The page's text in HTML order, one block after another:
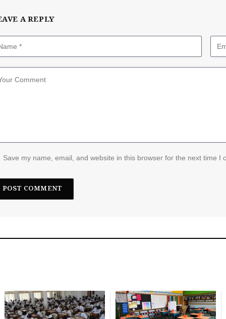
A REPLY
Save my name, email, and website in this browser for the next time I